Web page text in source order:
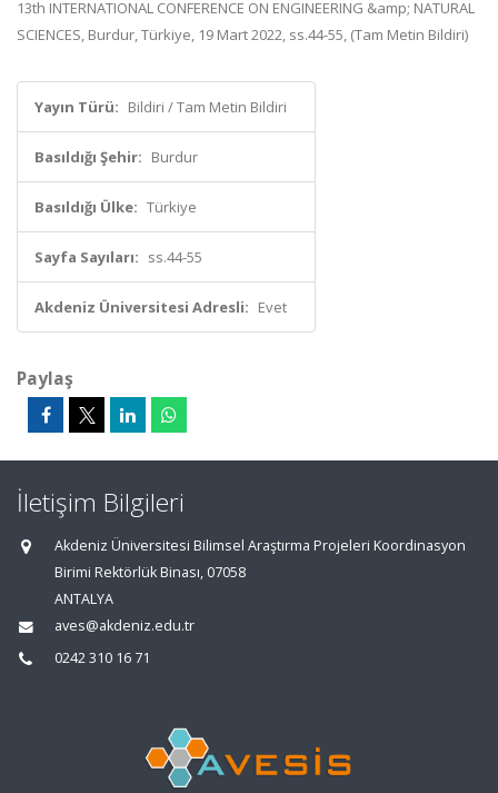
13th INTERNATIONAL CONFERENCE ON ENGINEERING &amp; NATURAL
SCIENCES, Burdur, Türkiye, 19 Mart 2022, ss.44-55, (Tam Metin Bildiri)
Yayın Türü: Bildiri / Tam Metin Bildiri
Basıldığı Şehir: Burdur
Basıldığı Ülke: Türkiye
Sayfa Sayıları: ss.44-55
Akdeniz Üniversitesi Adresli: Evet
Paylaş
İletişim Bilgileri
Akdeniz Üniversitesi Bilimsel Araştırma Projeleri Koordinasyon
Birimi Rektörlük Binası, 07058
ANTALYA
aves@akdeniz.edu.tr
0242 310 16 71